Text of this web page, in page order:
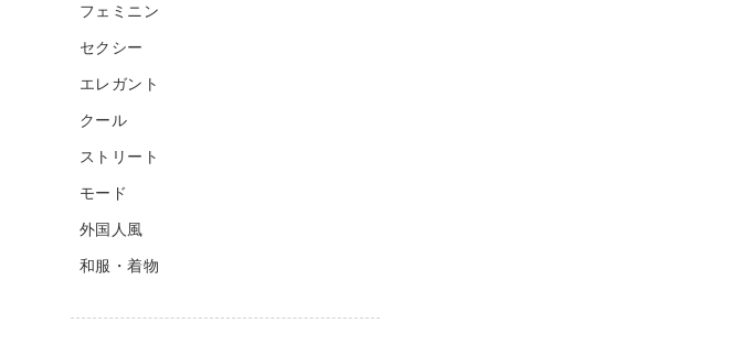
フェミニン
セクシー
エレガント
クール
ストリート
モード
外国人風
和服・着物